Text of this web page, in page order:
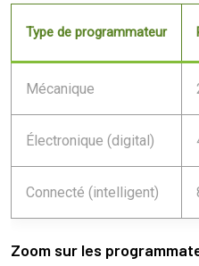
Type de programmateur
Mécanique
Électronique (digital)
Connecté (intelligent)
Zoom sur les